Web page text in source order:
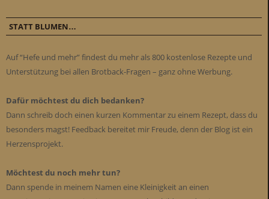
STATT BLUMEN…
Auf “Hefe und mehr” findest du mehr als 800 kostenlose Rezepte und
Unterstützung bei allen Brotback-Fragen – ganz ohne Werbung.
Dafür möchtest du dich bedanken?
Dann schreib doch einen kurzen Kommentar zu einem Rezept, dass du
besonders magst! Feedback bereitet mir Freude, denn der Blog ist ein
Herzensprojekt.
Möchtest du noch mehr tun?
Dann spende in meinem Namen eine Kleinigkeit an einen